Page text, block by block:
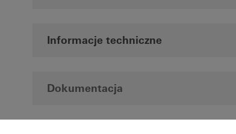
Informacje techniczne
Dokumentacja